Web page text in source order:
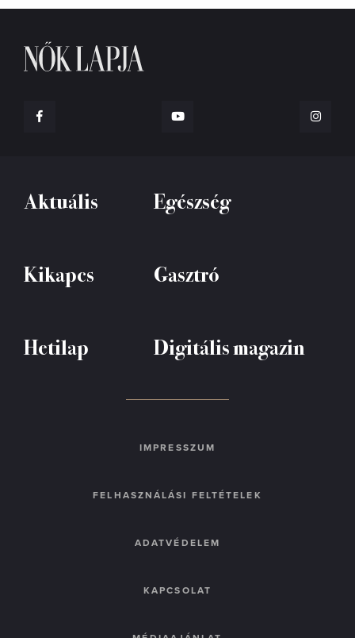
Aktuális Egészség
Kikapcs Gasztró
Hetilap Digitális magazin
IMPRESSZUM
FELHASZNÁLÁSI FELTÉTELEK
ADATVÉDELEM
KAPCSOLAT